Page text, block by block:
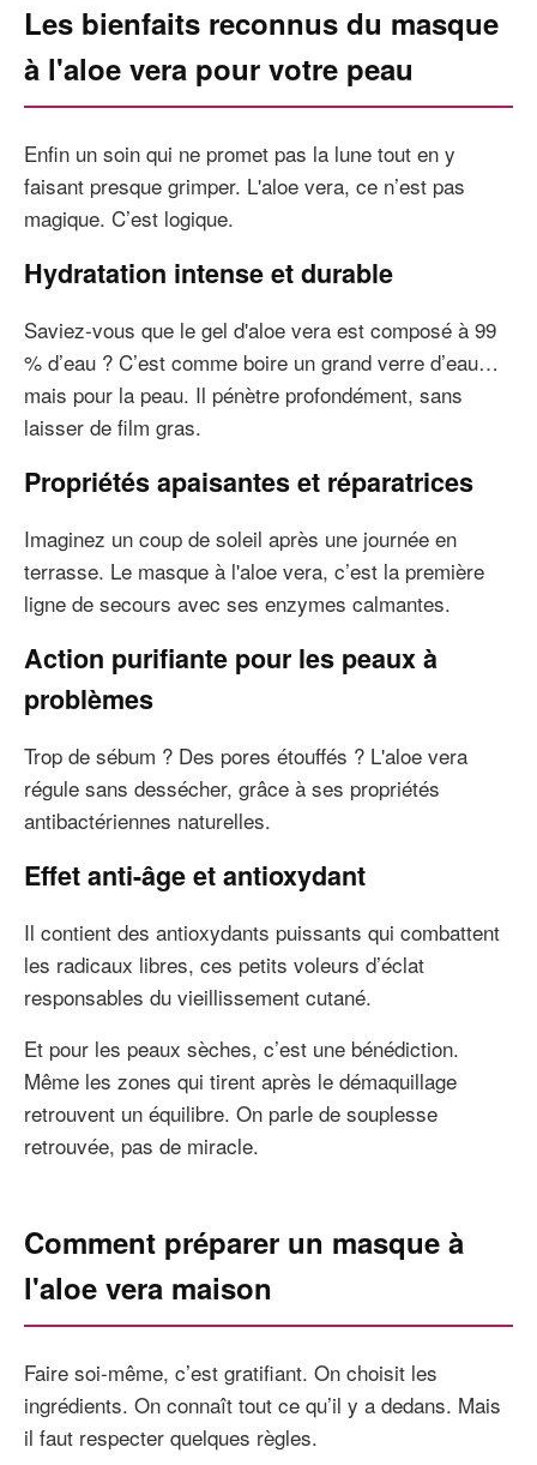
Les bienfaits reconnus du masque
à l'aloe vera pour votre peau
Enfin un soin qui ne promet pas la lune tout en y
faisant presque grimper. L'aloe vera, ce n’est pas
magique. C’est logique.
Hydratation intense et durable
Saviez-vous que le gel d'aloe vera est composé à 99
% d’eau ? C’est comme boire un grand verre d’eau…
mais pour la peau. Il pénètre profondément, sans
laisser de film gras.
Propriétés apaisantes et réparatrices
Imaginez un coup de soleil après une journée en
terrasse. Le masque à l'aloe vera, c’est la première
ligne de secours avec ses enzymes calmantes.
Action purifiante pour les peaux à
problèmes
Trop de sébum ? Des pores étouffés ? L'aloe vera
régule sans dessécher, grâce à ses propriétés
antibactériennes naturelles.
Effet anti-âge et antioxydant
Il contient des antioxydants puissants qui combattent
les radicaux libres, ces petits voleurs d’éclat
responsables du vieillissement cutané.
Et pour les peaux sèches, c’est une bénédiction.
Même les zones qui tirent après le démaquillage
retrouvent un équilibre. On parle de souplesse
retrouvée, pas de miracle.
Comment préparer un masque à
l'aloe vera maison
Faire soi-même, c’est gratifiant. On choisit les
ingrédients. On connaît tout ce qu’il y a dedans. Mais
il faut respecter quelques règles.